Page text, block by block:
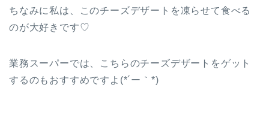
ちなみに私は、このチーズデザートを凍らせて食べる
のが大好きです♡
業務スーパーでは、こちらのチーズデザートをゲット
するのもおすすめですよ(*´ー｀*)